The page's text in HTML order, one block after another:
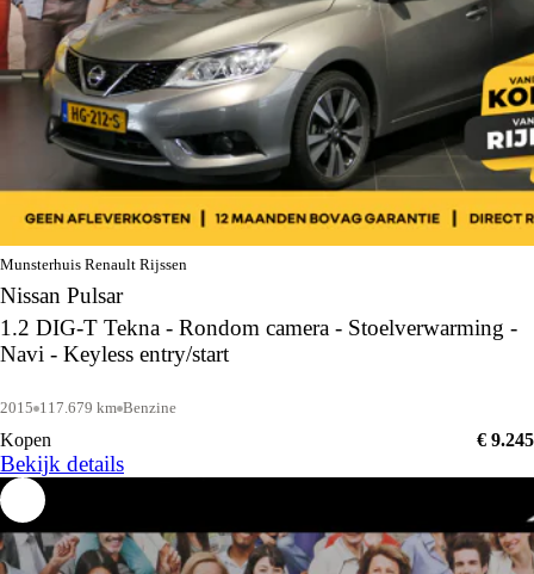
Munsterhuis Renault Rijssen
Nissan Pulsar
1.2 DIG-T Tekna - Rondom camera - Stoelverwarming -
Navi - Keyless entry/start
2015 117.679 km Benzine
Kopen € 9.245
Bekijk details